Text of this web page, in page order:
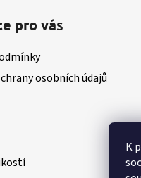
K
pro vás
osobních údajů